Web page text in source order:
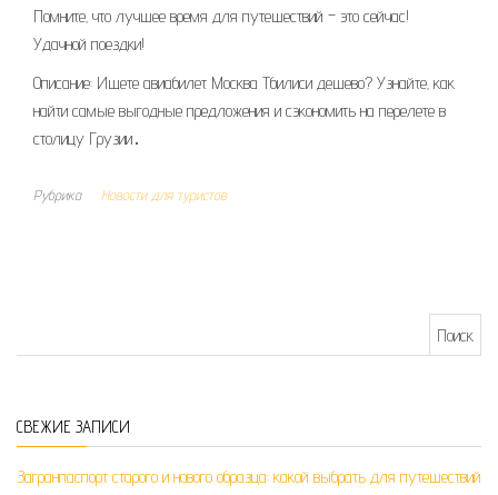
Помните‚ что лучшее время для путешествий – это сейчас!
Удачной поездки!
Описание: Ищете авиабилет Москва Тбилиси дешево? Узнайте‚ как
найти самые выгодные предложения и сэкономить на перелете в
столицу Грузии․
Рубрика Новости для туристов
СВЕЖИЕ ЗАПИСИ
Загранпаспорт старого и нового образца: какой выбрать для путешествий